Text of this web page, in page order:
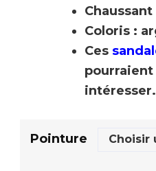
Coloris :
Ces
intéresser.
Pointure